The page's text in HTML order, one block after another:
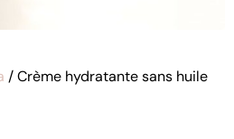
/ Crème hydratante sans huile